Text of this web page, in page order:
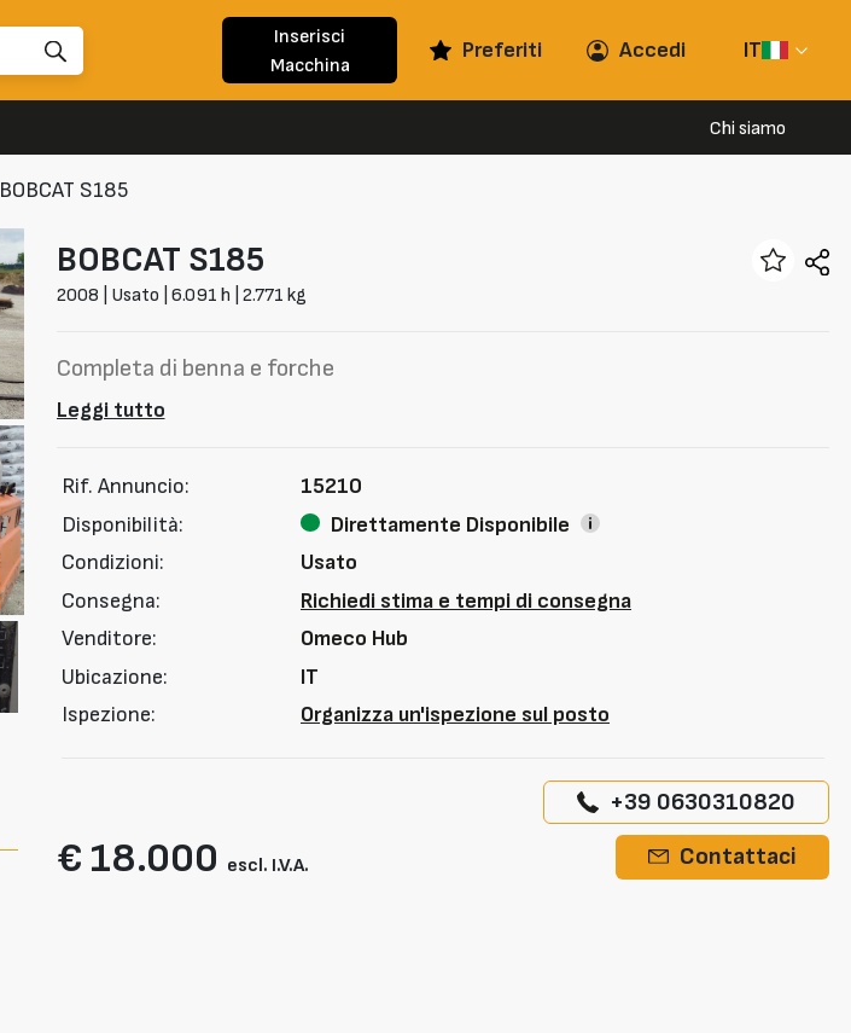
Inserisci
Macchina
Preferiti Accedi IT
Chi siamo
BOBCAT S185
BOBCAT S185
2008 | Usato | 6.091 h | 2.771 kg
Completa di benna e forche
Leggi tutto
Rif. Annuncio:
15210
Disponibilità:
Direttamente Disponibile
Condizioni:
Usato
Consegna:
Richiedi stima e tempi di consegna
Venditore:
Omeco Hub
Ubicazione:
IT
Ispezione:
Organizza un'ispezione sul posto
€ 18.000 escl. I.V.A.
+39 0630310820
Contattaci